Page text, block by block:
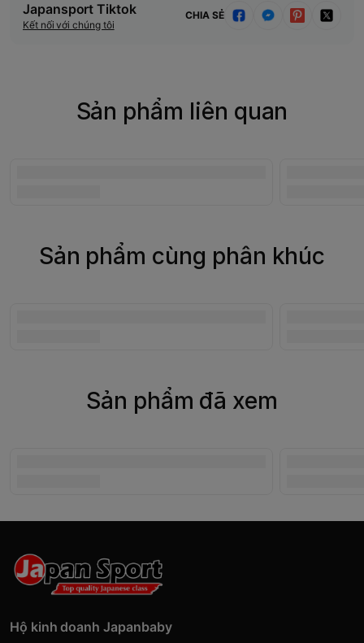
Japansport Tiktok
Kết nối với chúng tôi
CHIA SẺ
Sản phẩm liên quan
Sản phẩm cùng phân khúc
Sản phẩm đã xem
Hộ kinh doanh Japanbaby